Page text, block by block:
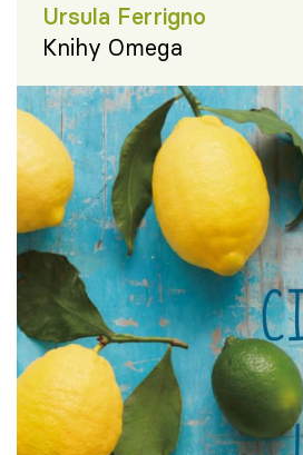
Ursula Ferrigno
Knihy Omega